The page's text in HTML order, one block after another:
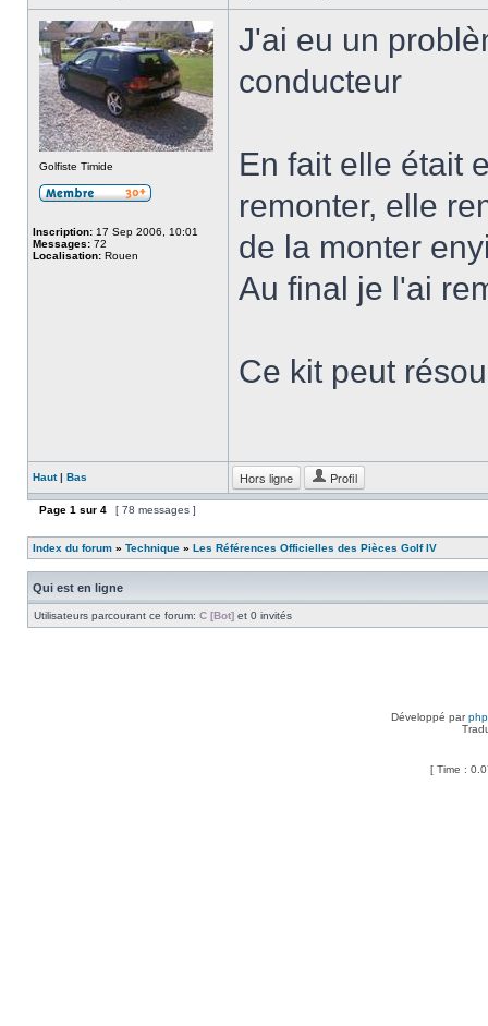
Golfiste Timide
Inscription: 17 Sep 2006, 10:01
Messages: 72
Localisation: Rouen
J'ai eu un
conducteur
En fait elle était
remonter, elle
de la monter
Au final je l'ai
Ce kit peut
Haut| Bas Hors ligne Profil
Page 1 sur 4 [ 78 messages ]
Index du forum » Technique » Les Références Officielles des Pièces Golf IV
Qui est en ligne
Utilisateurs parcourant ce forum: C [Bot] et 0 invités
Développé par
[ Time :